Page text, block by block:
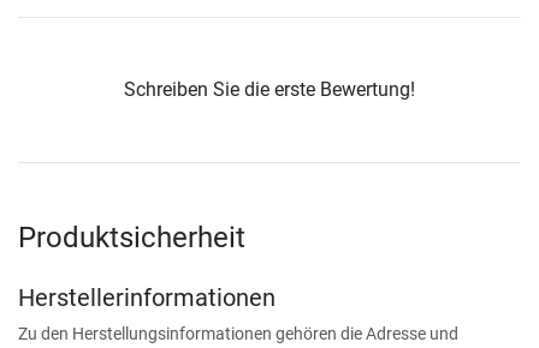
Schreiben Sie die erste Bewertung!
Produktsicherheit
Herstellerinformationen
Zu den Herstellungsinformationen gehören die Adresse und